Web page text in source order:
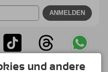
und andere